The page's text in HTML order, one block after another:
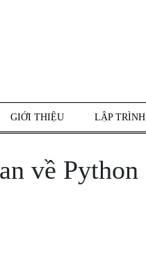
GIỚI THIỆU LẬP TRÌNH
về Python